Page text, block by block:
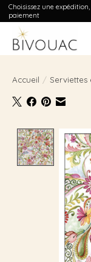
Choisissez une
paiement
Accueil / Serviettes